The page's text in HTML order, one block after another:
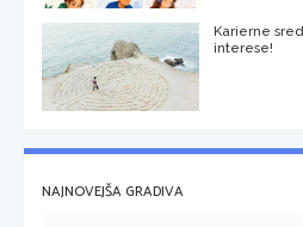
Karierne
interese!
NAJNOVEJŠA GRADIVA